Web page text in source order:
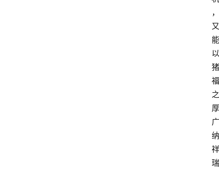
，
又
能
以
猪
福
之
厚
广
纳
祥
瑞